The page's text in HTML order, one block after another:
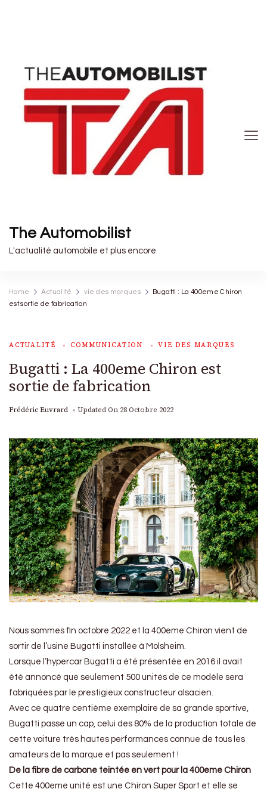
The Automobilist
L'actualité automobile et plus encore
Home Actualité vie des marques
Bugatti : La 400eme Chiron
est sortie de fabrication
ACTUALITÉ COMMUNICATION VIE DES MARQUES
Bugatti : La 400eme Chiron est
sortie de fabrication
Frédéric Euvrard Updated On 28 Octobre 2022
Nous sommes fin octobre 2022 et la 400eme Chiron vient de
sortir de l’usine Bugatti installée à Molsheim.
Lorsque l’hypercar Bugatti a été présentée en 2016 il avait
été annoncé que seulement 500 unités de ce modèle sera
fabriquées par le prestigieux constructeur alsacien.
Avec ce quatre centième exemplaire de sa grande sportive,
Bugatti passe un cap, celui des 80% de la production totale de
cette voiture très hautes performances connue de tous les
amateurs de la marque et pas seulement !
De la fibre de carbone teintée en vert pour la 400eme Chiron
Cette 400eme unité est une Chiron Super Sport et elle se